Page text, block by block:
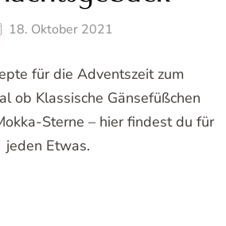
18. Oktober 2021
für die Adventszeit zum
ob Klassische Gänsefüßchen
Sterne – hier findest du für
jeden Etwas.